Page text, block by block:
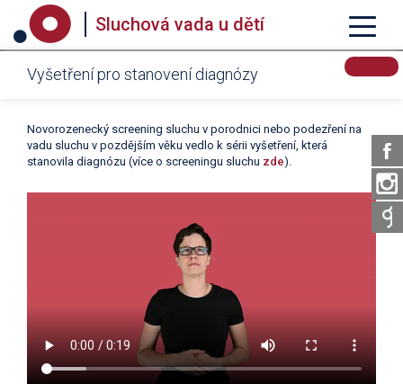
Sluchová vada u dětí
Vyšetření pro stanovení diagnózy
Novorozenecký screening sluchu v porodnici nebo podezření na
vadu sluchu v pozdějším věku vedlo k sérii vyšetření, která
stanovila diagnózu (více o screeningu sluchu zde).